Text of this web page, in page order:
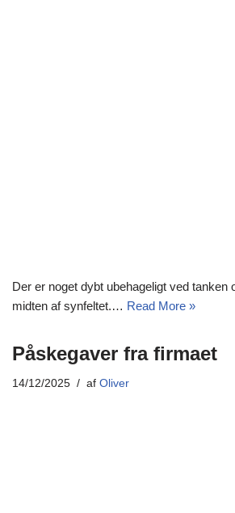
Der er noget dybt ubehageligt ved tanken
midten af synfeltet.… Read More »
Påskegaver fra firmaet
14/12/2025 af Oliver